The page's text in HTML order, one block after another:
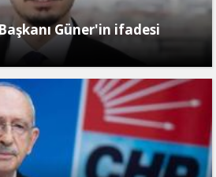
Güner'in ifadesi